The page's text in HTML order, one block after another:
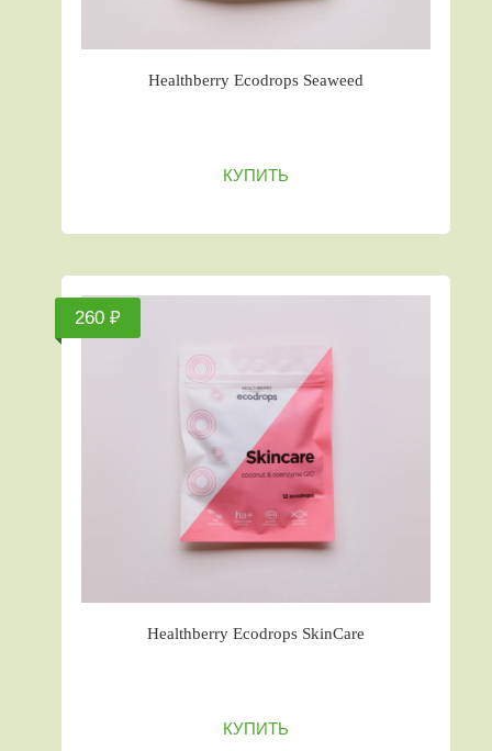
Healthberry Ecodrops Seaweed
КУПИТЬ
260 ₽
Healthberry Ecodrops SkinCare
КУПИТЬ